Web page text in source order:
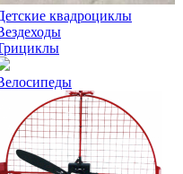
квадроциклы